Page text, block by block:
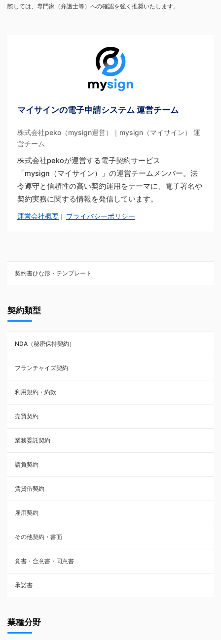
際しては、専門家（弁護士等）への確認を強く推奨いたします。
マイサインの電子申請システム 運営チーム
株式会社peko（mysign運営）｜mysign（マイサイン） 運
営チーム
株式会社pekoが運営する電子契約サービス
「mysign（マイサイン）」の運営チームメンバー。法
令遵守と信頼性の高い契約運用をテーマに、電子署名や
契約実務に関する情報を発信しています。
運営会社概要 ｜ プライバシーポリシー
契約書ひな形・テンプレート
NDA（秘密保持契約）
業務委託契約
利用規約・約款
覚書・合意書・同意書
承諾書
雇用契約
その他契約・書面
売買契約
株主総会議事録・関連書類
請負契約
フランチャイズ契約
賃貸借契約
契約類型
NDA（秘密保持契約）
フランチャイズ契約
利用規約・約款
売買契約
業務委託契約
請負契約
賃貸借契約
雇用契約
その他契約・書面
覚書・合意書・同意書
承諾書
業種分野